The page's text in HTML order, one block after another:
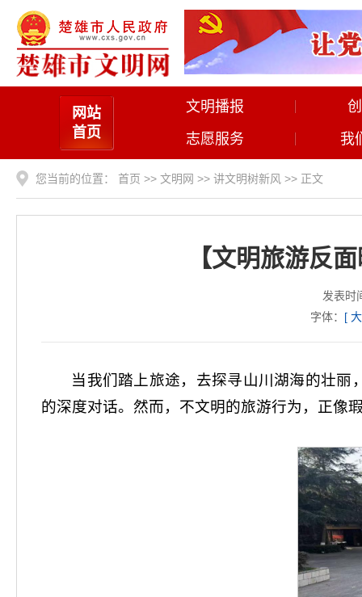
网站
首页
文明播报
志愿服务
我
您当前的位置： 首页 >> 文明网 >> 讲文明树新风 >> 正文
【文明旅游反
发表时
字体： [ 大
当我们踏上旅途，去探寻山川湖海的壮
的深度对话。然而，不文明的旅游行为，正像